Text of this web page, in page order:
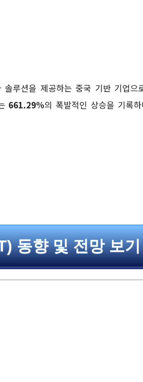
루션을 제공하는 중국 기반 기업으
661.29%의 폭발적인 상승을 기록
동향 및 전망 보기